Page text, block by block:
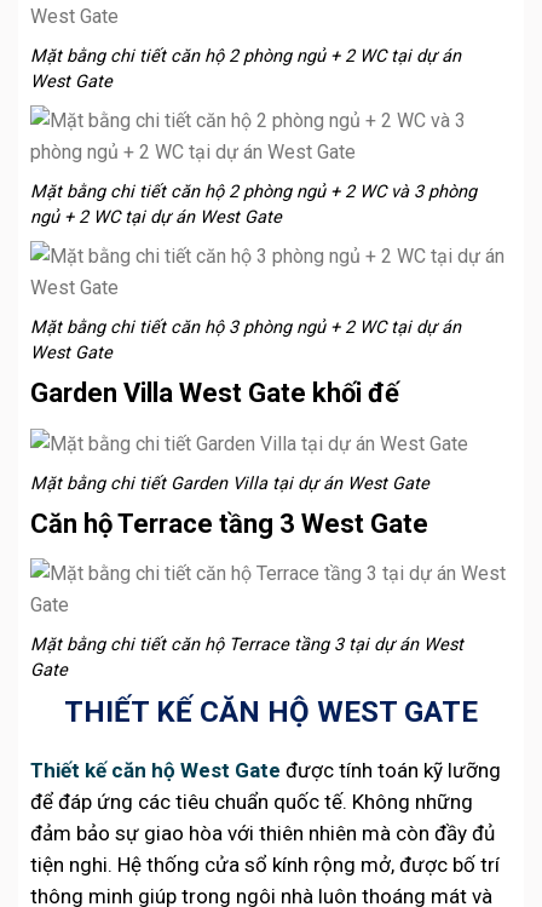
Mặt bằng chi tiết căn hộ 2 phòng ngủ + 2 WC tại dự án
West Gate
Mặt bằng chi tiết căn hộ 2 phòng ngủ + 2 WC và 3 phòng
ngủ + 2 WC tại dự án West Gate
Mặt bằng chi tiết căn hộ 3 phòng ngủ + 2 WC tại dự án
West Gate
Garden Villa West Gate khối đế
Mặt bằng chi tiết Garden Villa tại dự án West Gate
Căn hộ Terrace tầng 3 West Gate
Mặt bằng chi tiết căn hộ Terrace tầng 3 tại dự án West
Gate
THIẾT KẾ CĂN HỘ WEST GATE
Thiết kế căn hộ West Gate được tính toán kỹ lưỡng
để đáp ứng các tiêu chuẩn quốc tế. Không những
đảm bảo sự giao hòa với thiên nhiên mà còn đầy đủ
tiện nghi. Hệ thống cửa sổ kính rộng mở, được bố trí
thông minh giúp trong ngôi nhà luôn thoáng mát và